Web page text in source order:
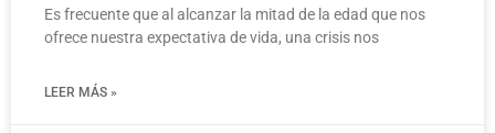
Es frecuente que al alcanzar la mitad de la edad que nos
ofrece nuestra expectativa de vida, una crisis nos
LEER MÁS »